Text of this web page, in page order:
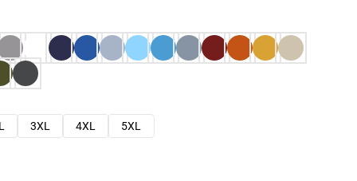
3XL 4XL 5XL